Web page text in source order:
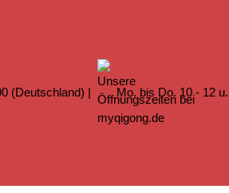
(Deutschland) | Mo. bis Do. 10 - 12